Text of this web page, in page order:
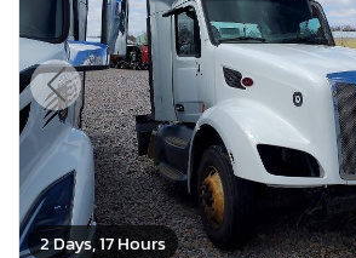
2 Days, 17 Hours